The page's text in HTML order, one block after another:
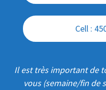
Cell :
Il est très important de
vous (semaine/fin de